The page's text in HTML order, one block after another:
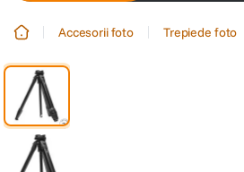
2.
Accesorii foto Trepiede foto